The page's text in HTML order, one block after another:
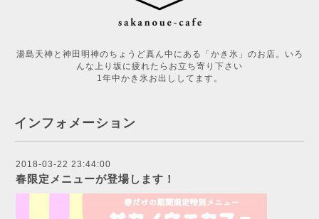
湯島天神と神田明神のちょうど真ん中にある「かき氷」のお店。いろ
んな上り坂に疲れたらお立ち寄り下さい
1年中かき氷お出ししてます。
インフォメーション
2018-03-22 23:44:00
春限定メニューが登場します！